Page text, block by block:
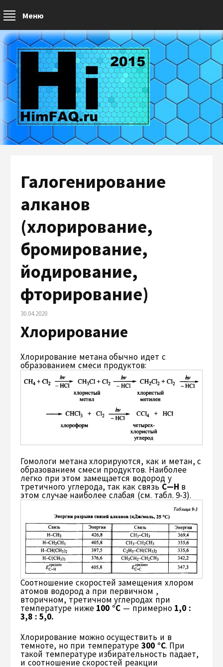
Меню
Галогенирование
алканов
(хлорирование,
бромирование,
йодирование,
фторирование)
30.04.2020
Хлорирование
Хлорирование метана обычно идет с
образованием смеси продуктов:
Гомологи метана хлорируются, как и метан, с
образованием смеси продуктов. Наиболее
легко при этом замещается водород у
третичного углерода, так как связь С—Н в
этом случае наиболее слабая (см. табл. 9-3).
Соотношение скоростей замещения хлором
атомов водород а при первичном ,
вторичном, третичном углеродах при
температуре ниже 100 °С — примерно 1,0 :
3,8 : 5,0.
Хлорирование можно осуществить и в
темноте, но при температуре 300 °С. При
такой температуре избирательность падает,
и соотношение скоростей реакции